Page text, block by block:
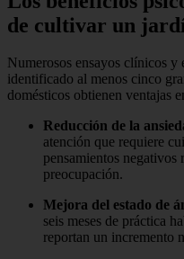
de cultivar un
Numerosos ensayos clínicos y
identificado al menos cinco
domésticos obtienen ventajas
Reducción de la
atención que requiere
pensamientos
preocupación.
Mejora del estado de
seis meses de práctica
reportan un incremento